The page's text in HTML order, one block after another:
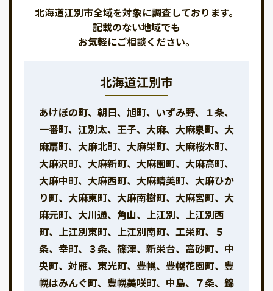
北海道江別市全域を対象に調査しております。
記載のない地域でも
お気軽にご相談ください。
北海道江別市
あけぼの町、朝日、旭町、いずみ野、１条、
一番町、江別太、王子、大麻、大麻泉町、大
麻扇町、大麻北町、大麻栄町、大麻桜木町、
大麻沢町、大麻新町、大麻園町、大麻高町、
大麻中町、大麻西町、大麻晴美町、大麻ひか
り町、大麻東町、大麻南樹町、大麻宮町、大
麻元町、大川通、角山、上江別、上江別西
町、上江別東町、上江別南町、工栄町、５
条、幸町、３条、篠津、新栄台、高砂町、中
央町、対雁、東光町、豊幌、豊幌花園町、豊
幌はみんぐ町、豊幌美咲町、中島、７条、錦